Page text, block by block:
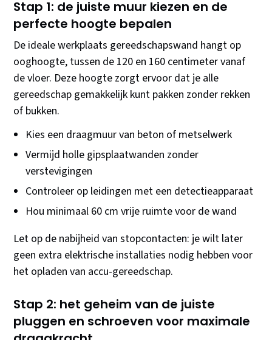
Stap 1: de juiste muur kiezen en de
perfecte hoogte bepalen
De ideale werkplaats gereedschapswand hangt op
ooghoogte, tussen de 120 en 160 centimeter vanaf
de vloer. Deze hoogte zorgt ervoor dat je alle
gereedschap gemakkelijk kunt pakken zonder rekken
of bukken.
Kies een draagmuur van beton of metselwerk
Vermijd holle gipsplaatwanden zonder
verstevigingen
Controleer op leidingen met een detectieapparaat
Hou minimaal 60 cm vrije ruimte voor de wand
Let op de nabijheid van stopcontacten: je wilt later
geen extra elektrische installaties nodig hebben voor
het opladen van accu-gereedschap.
Stap 2: het geheim van de juiste
pluggen en schroeven voor maximale